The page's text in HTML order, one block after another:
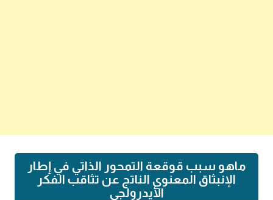
ماهو سبب قوقعة التمحور الذاتي في إطار
الإنبثاق المعنوي الناتج عن تثاقب الفكر
الأيدرولجي